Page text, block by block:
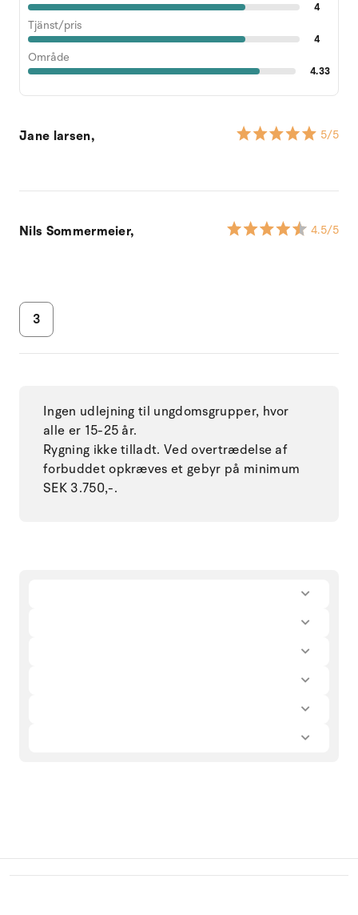
4
Tjänst/pris
4
Område
4.33
Jane larsen, 5/5
Nils Sommermeier, 4.5/5
3
Ingen udlejning til ungdomsgrupper, hvor
alle er 15-25 år.
Rygning ikke tilladt. Ved overtrædelse af
forbuddet opkræves et gebyr på minimum
SEK 3.750,-.